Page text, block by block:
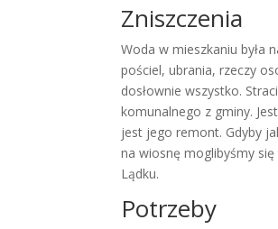
Zniszczenia
Woda w mieszkaniu była
pościel, ubrania, rzeczy
dosłownie wszystko.
komunalnego z gminy.
jest jego remont. Gdyby
na wiosnę moglibyśmy
Lądku.
Potrzeby